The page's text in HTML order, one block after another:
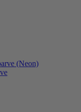
(Neon)